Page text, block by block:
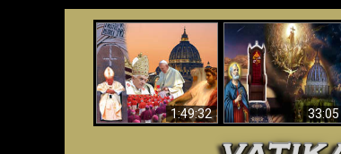
1:49:32
Wahyu di Vatikan
Sekarang
33:05
Apakah Alkitab
Memprediksikan 70
Tahun Tanpa
Seorang Paus?